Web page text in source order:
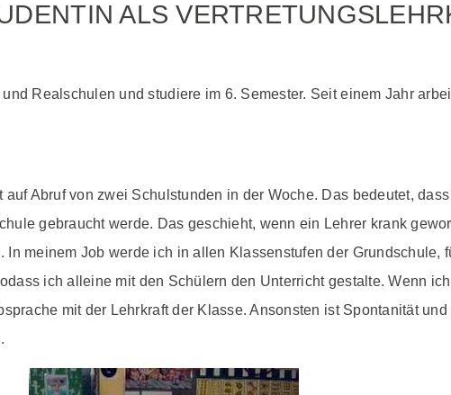
ALS
Realschulen und studiere im 6. Semester. Seit einem Jahr
Abruf von zwei Schulstunden in der Woche. Das bedeutet,
gebraucht werde. Das geschieht, wenn ein Lehrer krank
meinem Job werde ich in allen Klassenstufen der Grundschule,
ich alleine mit den Schülern den Unterricht gestalte. Wenn
mit der Lehrkraft der Klasse. Ansonsten ist Spontanität